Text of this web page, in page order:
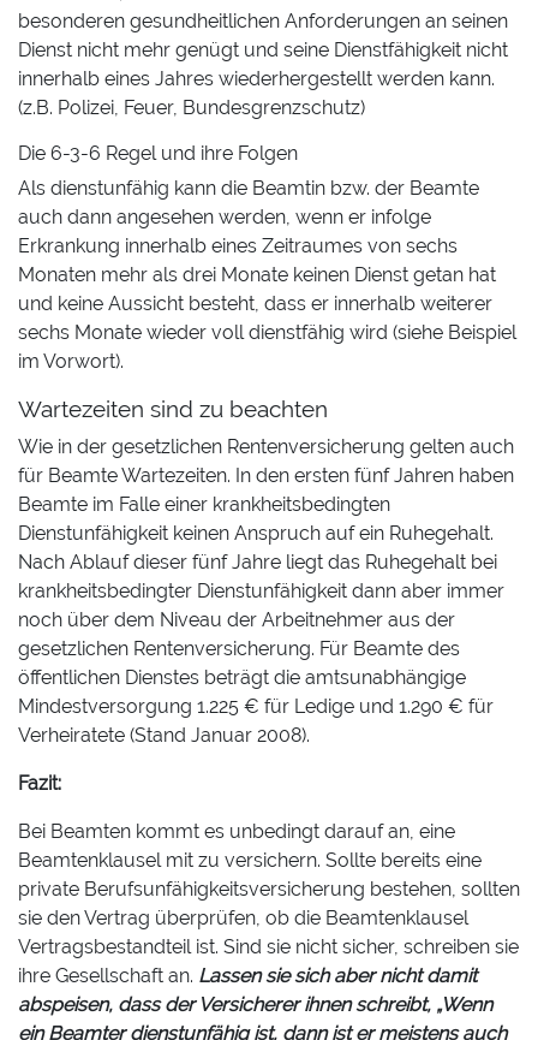
besonderen gesundheitlichen Anforderungen an seinen
Dienst nicht mehr genügt und seine Dienstfähigkeit nicht
innerhalb eines Jahres wiederhergestellt werden kann.
(z.B. Polizei, Feuer, Bundesgrenzschutz)
Die 6-3-6 Regel und ihre Folgen
Als dienstunfähig kann die Beamtin bzw. der Beamte
auch dann angesehen werden, wenn er infolge
Erkrankung innerhalb eines Zeitraumes von sechs
Monaten mehr als drei Monate keinen Dienst getan hat
und keine Aussicht besteht, dass er innerhalb weiterer
sechs Monate wieder voll dienstfähig wird (siehe Beispiel
im Vorwort).
Wartezeiten sind zu beachten
Wie in der gesetzlichen Rentenversicherung gelten auch
für Beamte Wartezeiten. In den ersten fünf Jahren haben
Beamte im Falle einer krankheitsbedingten
Dienstunfähigkeit keinen Anspruch auf ein Ruhegehalt.
Nach Ablauf dieser fünf Jahre liegt das Ruhegehalt bei
krankheitsbedingter Dienstunfähigkeit dann aber immer
noch über dem Niveau der Arbeitnehmer aus der
gesetzlichen Rentenversicherung. Für Beamte des
öffentlichen Dienstes beträgt die amtsunabhängige
Mindestversorgung 1.225 € für Ledige und 1.290 € für
Verheiratete (Stand Januar 2008).
Fazit:
Bei Beamten kommt es unbedingt darauf an, eine
Beamtenklausel mit zu versichern. Sollte bereits eine
private Berufsunfähigkeitsversicherung bestehen, sollten
sie den Vertrag überprüfen, ob die Beamtenklausel
Vertragsbestandteil ist. Sind sie nicht sicher, schreiben sie
ihre Gesellschaft an. Lassen sie sich aber nicht damit
abspeisen, dass der Versicherer ihnen schreibt, „Wenn
ein Beamter dienstunfähig ist, dann ist er meistens auch